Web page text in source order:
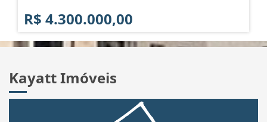
R$ 4.300.000,00
Kayatt Imóveis